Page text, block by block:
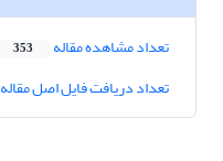
تعداد مشاهده مقاله 353
تعداد دریافت فایل اصل مقاله